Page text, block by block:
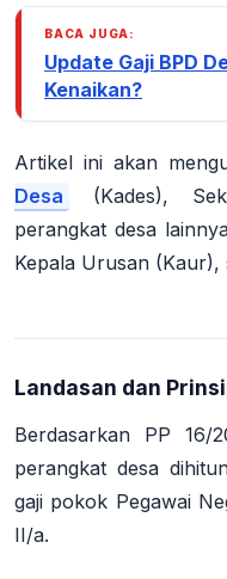
BACA JUGA:
Update Gaji BPD
Kenaikan?
Artikel ini akan
Desa
(Kades),
perangkat desa
Kepala Urusan (Kaur),
Landasan dan
Berdasarkan PP 16/
perangkat desa
gaji pokok Pegawai
II/a.